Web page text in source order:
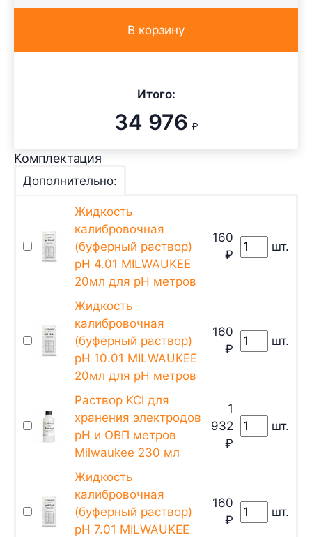
В корзину
Итого:
34 976 ₽
Комплектация
Дополнительно:
Жидкость
калибровочная
(буферный раствор)
pH 4.01 MILWAUKEE
20мл для pH метров
160
₽
шт.
Жидкость
калибровочная
(буферный раствор)
pH 10.01 MILWAUKEE
20мл для pH метров
160
₽
шт.
Раствор KCl для
хранения электродов
pH и ОВП метров
Milwaukee 230 мл
1
932
₽
шт.
Жидкость
калибровочная
(буферный раствор)
pH 7.01 MILWAUKEE
160
₽
шт.